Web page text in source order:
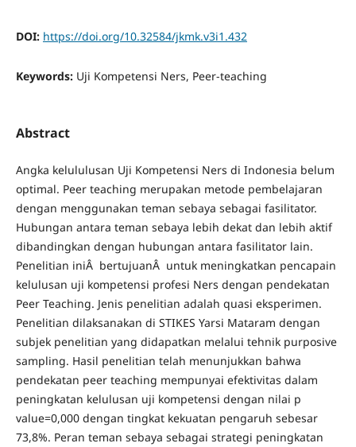
DOI: https://doi.org/10.32584/jkmk.v3i1.432
Keywords: Uji Kompetensi Ners, Peer-teaching
Abstract
Angka kelululusan Uji Kompetensi Ners di Indonesia belum
optimal. Peer teaching merupakan metode pembelajaran
dengan menggunakan teman sebaya sebagai fasilitator.
Hubungan antara teman sebaya lebih dekat dan lebih aktif
dibandingkan dengan hubungan antara fasilitator lain.
Penelitian iniÂ bertujuanÂ untuk meningkatkan pencapain
kelulusan uji kompetensi profesi Ners dengan pendekatan
Peer Teaching. Jenis penelitian adalah quasi eksperimen.
Penelitian dilaksanakan di STIKES Yarsi Mataram dengan
subjek penelitian yang didapatkan melalui tehnik purposive
sampling. Hasil penelitian telah menunjukkan bahwa
pendekatan peer teaching mempunyai efektivitas dalam
peningkatan kelulusan uji kompetensi dengan nilai p
value=0,000 dengan tingkat kekuatan pengaruh sebesar
73,8%. Peran teman sebaya sebagai strategi peningkatan